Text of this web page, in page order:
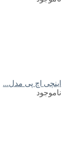
اینچی اچ پی مدل...
ناموجود